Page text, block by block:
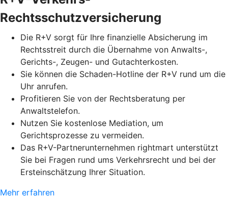
Rechtsschutzversicherung
Die R+V sorgt für Ihre finanzielle Absicherung im
Rechtsstreit durch die Übernahme von Anwalts-,
Gerichts-, Zeugen- und Gutachterkosten.
Sie können die Schaden-Hotline der R+V rund um die
Uhr anrufen.
Profitieren Sie von der Rechtsberatung per
Anwaltstelefon.
Nutzen Sie kostenlose Mediation, um
Gerichtsprozesse zu vermeiden.
Das R+V-Partnerunternehmen rightmart unterstützt
Sie bei Fragen rund ums Verkehrsrecht und bei der
Ersteinschätzung Ihrer Situation.
Mehr erfahren